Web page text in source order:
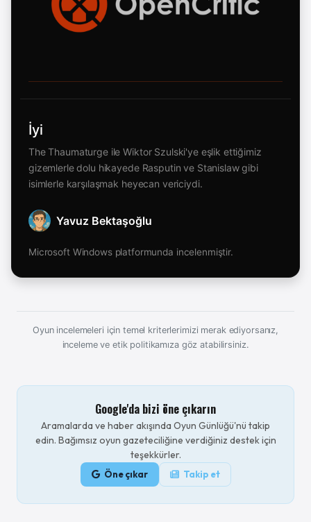
İyi
The Thaumaturge ile Wiktor Szulski'ye eşlik ettiğimiz
gizemlerle dolu hikayede Rasputin ve Stanislaw gibi
isimlerle karşılaşmak heyecan vericiydi.
Yavuz Bektaşoğlu
Microsoft Windows platformunda incelenmiştir.
Oyun incelemeleri için temel kriterlerimizi merak ediyorsanız,
inceleme ve etik politikamıza göz atabilirsiniz.
Google'da bizi öne çıkarın
Aramalarda ve haber akışında Oyun Günlüğü'nü takip
edin. Bağımsız oyun gazeteciliğine verdiğiniz destek için
teşekkürler.
Öne çıkar Takip et